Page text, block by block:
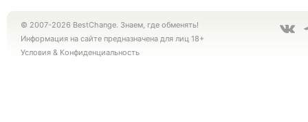
© 2007-2026 BestChange. Знаем, где обменять!
Информация на сайте предназначена для лиц 18+
Условия & Конфиденциальность